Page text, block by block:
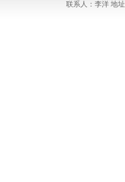
联系人：李洋 地